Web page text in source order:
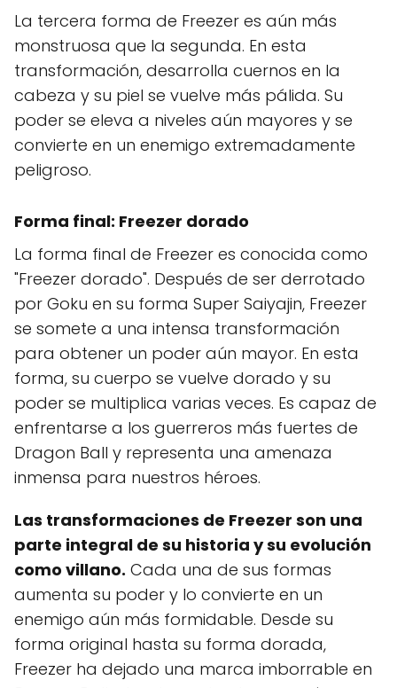
La tercera forma de Freezer es aún más
monstruosa que la segunda. En esta
transformación, desarrolla cuernos en la
cabeza y su piel se vuelve más pálida. Su
poder se eleva a niveles aún mayores y se
convierte en un enemigo extremadamente
peligroso.
Forma final: Freezer dorado
La forma final de Freezer es conocida como
"Freezer dorado". Después de ser derrotado
por Goku en su forma Super Saiyajin, Freezer
se somete a una intensa transformación
para obtener un poder aún mayor. En esta
forma, su cuerpo se vuelve dorado y su
poder se multiplica varias veces. Es capaz de
enfrentarse a los guerreros más fuertes de
Dragon Ball y representa una amenaza
inmensa para nuestros héroes.
Las transformaciones de Freezer son una
parte integral de su historia y su evolución
como villano. Cada una de sus formas
aumenta su poder y lo convierte en un
enemigo aún más formidable. Desde su
forma original hasta su forma dorada,
Freezer ha dejado una marca imborrable en